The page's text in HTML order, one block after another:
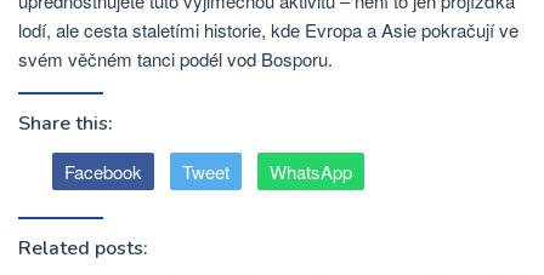
lodí, ale cesta staletími historie, kde Evropa a Asie pokračují ve
svém věčném tanci podél vod Bosporu.
Share this:
Facebook Tweet WhatsApp
Related posts: